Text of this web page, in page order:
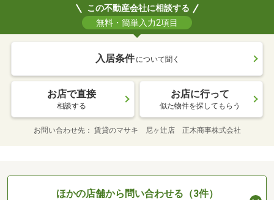
この不動産会社に相談する
無料・簡単入力2項目
入居条件 について聞く
お店で直接
相談する
お店に行って
似た物件を探してもらう
お問い合わせ先 賃貸のマサキ 尼ヶ辻店 正木商事株式会社
ほかの店舗から問い合わせる（3件）